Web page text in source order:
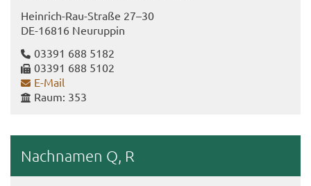
Heinrich-​Rau-Straße 27–30
DE-​16816 Neu­rup­pin
03391 688 5182
03391 688 5102
E-​Mail
Raum: 353
Nach­na­men Q, R